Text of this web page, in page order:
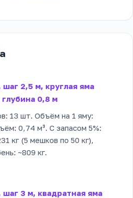
2,5 м, круглая яма
0,8 м
13 шт. Объём на 1 яму:
0,74 м³. С запасом 5%:
кг (5 мешков по 50 кг),
~809 кг.
3 м, квадратная яма